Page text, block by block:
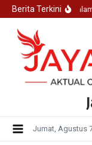
Lewati ke konten
Berita Terkini
Hadir
Jumat, Agustus